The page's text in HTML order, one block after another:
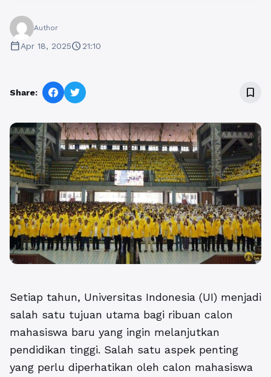
Author
calendar_todayApr 18, 2025schedule21:10
Share: bookmark_border
Setiap tahun, Universitas Indonesia (UI) menjadi
salah satu tujuan utama bagi ribuan calon
mahasiswa baru yang ingin melanjutkan
pendidikan tinggi. Salah satu aspek penting
yang perlu diperhatikan oleh calon mahasiswa